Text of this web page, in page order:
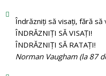
Îndrăzniţi să visaţi, fără să
ÎNDRĂZNIȚI SĂ VISAȚI!
ÎNDRĂZNIȚI SĂ RATAȚI!
Norman Vaugham (la 87